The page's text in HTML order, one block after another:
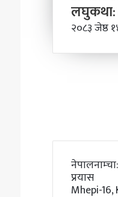
लघुकथा:
२०८३ जेष्ठ
प्रयास
Mhepi-